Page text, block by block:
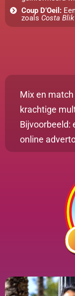
Coup D’Oeil:
zoals Costa Blik
Mix en
krachtige
Bijvoorbeeld:
online